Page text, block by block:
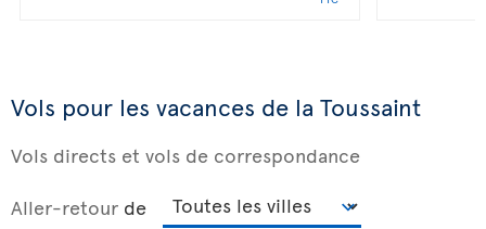
Vols pour les vacances de la Toussaint
Vols directs et vols de correspondance
Aller-retour de